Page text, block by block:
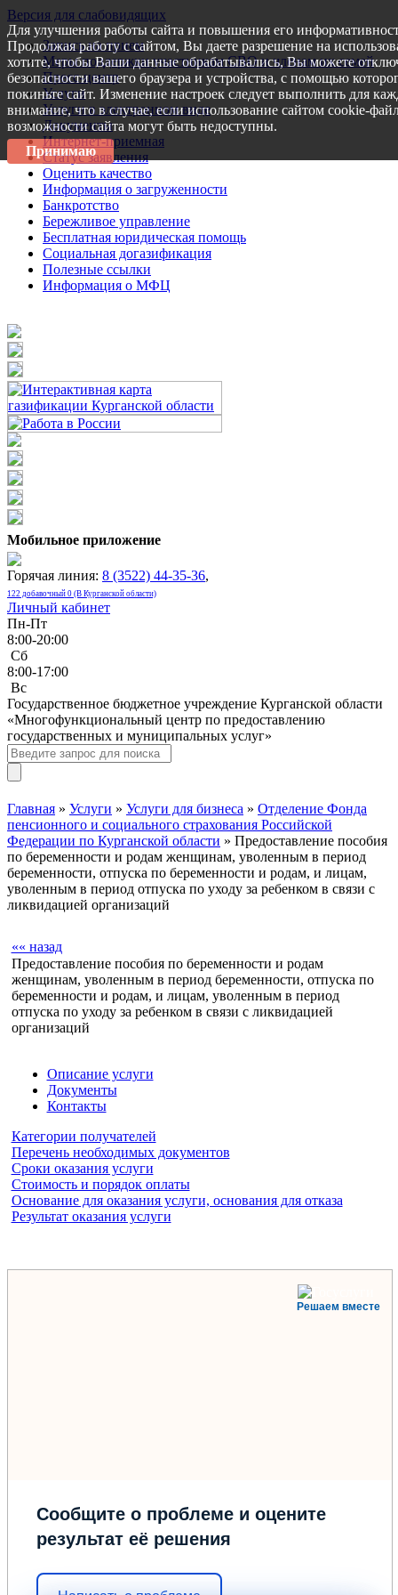
Версия для слабовидящих
Запись на прием
Меры поддержки участникам СВО и членам их семей
Пресс-центр
Услуги
Услуги в электронном виде
Документы
Интернет-приемная
Статус заявления
Оценить качество
Информация о загруженности
Банкротство
Бережливое управление
Бесплатная юридическая помощь
Социальная догазификация
Полезные ссылки
Информация о МФЦ
Мобильное приложение
Горячая линия: 8 (3522) 44-35-36,
122 добавочный 0 (В Курганской области)
Личный кабинет
Пн-Пт
8:00-20:00
Сб
8:00-17:00
Bc
Государственное бюджетное учреждение Курганской области
«Многофункциональный центр по предоставлению
государственных и муниципальных услуг»
Главная » Услуги » Услуги для бизнеса » Отделение Фонда
пенсионного и социального страхования Российской
Федерации по Курганской области » Предоставление пособия
по беременности и родам женщинам, уволенным в период
беременности, отпуска по беременности и родам, и лицам,
уволенным в период отпуска по уходу за ребенком в связи с
ликвидацией организаций
«« назад
Предоставление пособия по беременности и родам
женщинам, уволенным в период беременности, отпуска по
беременности и родам, и лицам, уволенным в период
отпуска по уходу за ребенком в связи с ликвидацией
организаций
Описание услуги
Документы
Контакты
Категории получателей
Перечень необходимых документов
Сроки оказания услуги
Стоимость и порядок оплаты
Основание для оказания услуги, основания для отказа
Результат оказания услуги
Решаем вместе
Сообщите о проблеме и оцените
результат её решения
Для улучшения работы сайта и повышения его
Продолжая работу с сайтом, Вы даете разрешение на
хотите, чтобы Ваши данные обрабатывались, Вы можете
безопасности вашего браузера и устройства, с помощью
покиньте сайт. Изменение настроек следует выполнить для
внимание, что в случае, если использование сайтом cookie-
возможности сайта могут быть недоступны.
Принимаю